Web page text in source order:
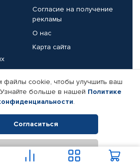
Согласие на получение
рекламы
О нас
Карта сайта
Реквизиты компании
2026. Все права защищены.
товаров Автопрофи.
файлы cookie, чтобы улучшить ваш
Узнайте больше в нашей Политике
.
Согласиться
Отклонить
В корзину